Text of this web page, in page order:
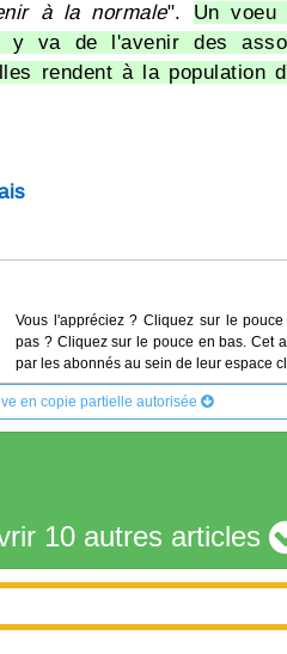
à la normale". Un voeu
y va de l'avenir des
rendent à la population
Vous l'appréciez ? Cliquez sur le
pas ? Cliquez sur le pouce en bas. Cet
par les abonnés au sein de leur espace
en copie partielle autorisée
10 autres articles